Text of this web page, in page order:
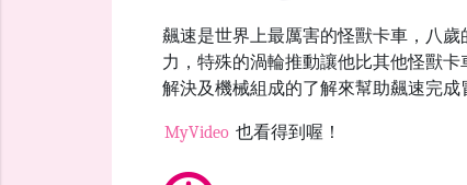
飆速是世界上最厲害的怪獸卡車，八
力，特殊的渦輪推動讓他比其他怪獸
解決及機械組成的了解來幫助飆速完成
MyVideo 也看得到喔！